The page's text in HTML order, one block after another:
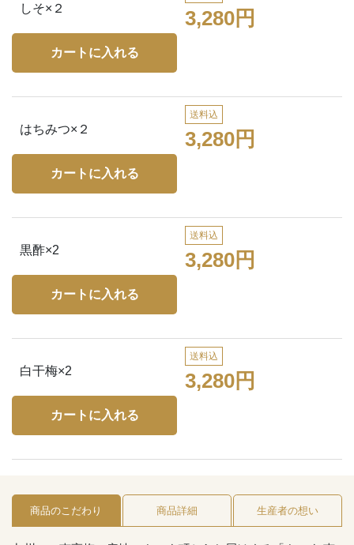
しそ×２ 3,280円
はちみつ×２
送料込
3,280円
黒酢×2
送料込
3,280円
白干梅×2
送料込
3,280円
商品のこだわり 商品詳細 生産者の想い